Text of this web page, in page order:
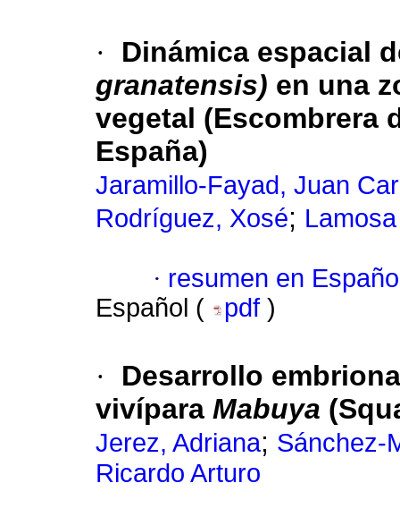
·
Dinámica espacial
granatensis) en una
vegetal (Escombrera
España)
Jaramillo-Fayad, Juan
Rodríguez, Xosé;
· resumen en
Español (
pdf )
·
Desarrollo
vivípara Mabuya
Jerez, Adriana; Sánchez-
Ricardo Arturo